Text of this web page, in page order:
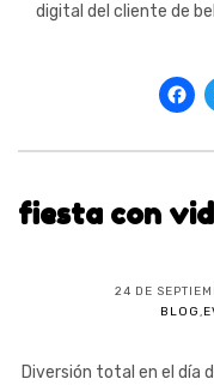
digital del cliente de
fiesta con
24 DE
BLOG,
Diversión total en el día